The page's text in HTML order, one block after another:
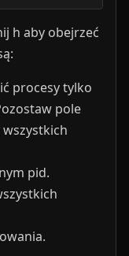
h aby obejrzeć
procesy tylko
pole
pid.